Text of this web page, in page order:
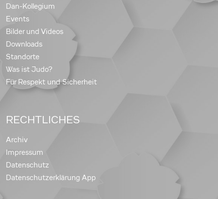
Dan-Kollegium
Events
Bilder und Videos
Downloads
Standorte
Was ist Judo?
Für Respekt und Sicherheit
RECHTLICHES
Archiv
Impressum
Datenschutz
Datenschutzerklärung App